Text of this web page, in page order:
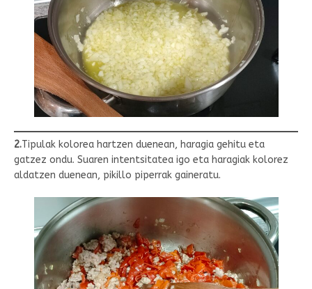
2.Tipulak kolorea hartzen duenean, haragia gehitu eta
gatzez ondu. Suaren intentsitatea igo eta haragiak kolorez
aldatzen duenean, pikillo piperrak gaineratu.